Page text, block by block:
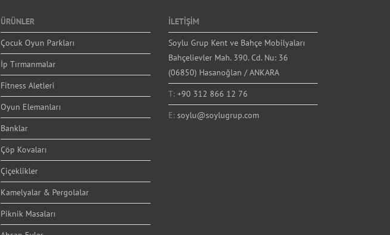
ÜRÜNLER
Çocuk Oyun Parkları
İp Tırmanmalar
Fitness Aletleri
Oyun Elemanları
Banklar
Çöp Kovaları
Çiçeklikler
Kamelyalar & Pergolalar
Piknik Masaları
İLETİŞİM
Soylu Grup Kent ve Bahçe Mobilyaları
Bahçelievler Mah. 390. Cd. Nu: 36
(06850) Hasanoğlan / ANKARA
T: +90 312 866 12 76
E: soylu@soylugrup.com